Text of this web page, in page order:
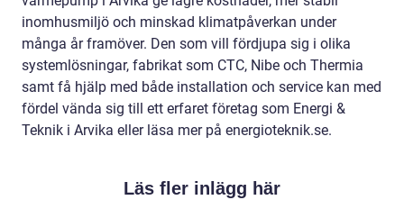
inomhusmiljö och minskad klimatpåverkan under
många år framöver. Den som vill fördjupa sig i olika
systemlösningar, fabrikat som CTC, Nibe och Thermia
samt få hjälp med både installation och service kan med
fördel vända sig till ett erfaret företag som Energi &
Teknik i Arvika eller läsa mer på energioteknik.se.
Läs fler inlägg här